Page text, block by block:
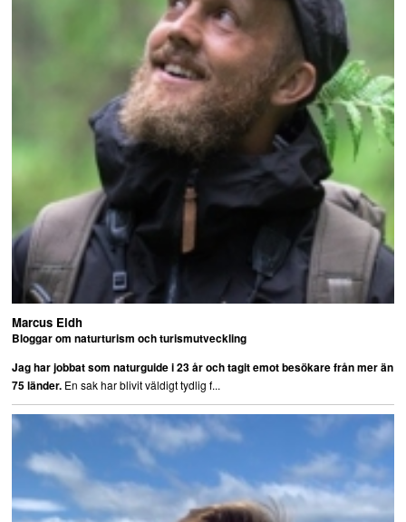
Marcus Eldh
Bloggar om naturturism och turismutveckling
Jag har jobbat som naturguide i 23 år och tagit emot besökare från mer än
75 länder.En sak har blivit väldigt tydlig f...